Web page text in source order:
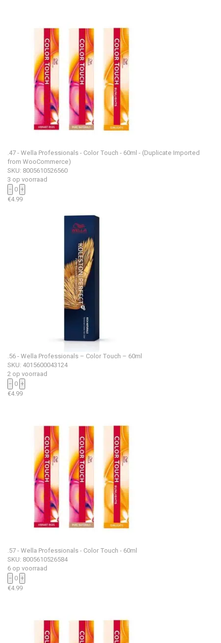
.47 - Wella Professionals - Color Touch - 60ml - (Duplicate Imported
from WooCommerce)
SKU: 8005610526560
3 op voorraad
− 0 +
€4.99
.56 - Wella Professionals – Color Touch – 60ml
SKU: 4015600043124
2 op voorraad
− 0 +
€4.99
.57 - Wella Professionals - Color Touch - 60ml
SKU: 8005610526584
6 op voorraad
− 0 +
€4.99